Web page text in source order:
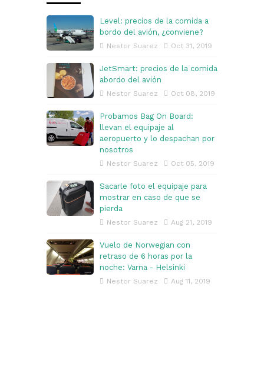
Level: precios de la comida a
bordo del avión, ¿conviene?
Nestor Suarez Oct 31, 2019
JetSmart: precios de la comida
abordo del avión
Nestor Suarez Oct 08, 2019
Probamos Bag On Board:
llevan el equipaje al
aeropuerto y lo despachan por
nosotros
Nestor Suarez Oct 05, 2019
Sacarle foto el equipaje para
mostrar en caso de que se
pierda
Nestor Suarez Aug 21, 2019
Vuelo de Norwegian con
retraso de 6 horas por la
noche: Varna - Helsinki
Nestor Suarez Aug 11, 2019